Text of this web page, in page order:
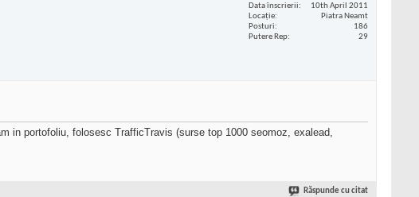
Data înscrierii
10th April 2011
Locaţie
Piatra Neamt
Posturi
186
Putere Rep
29
in portofoliu, folosesc TrafficTravis (surse top 1000 seomoz, exalead,
Răspunde cu citat